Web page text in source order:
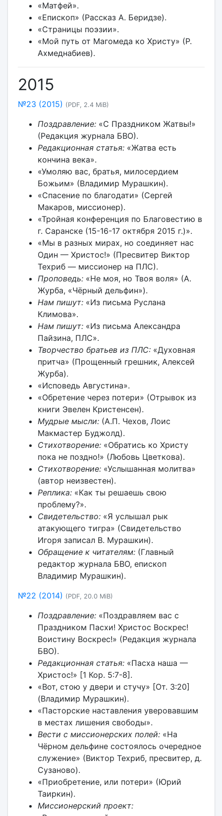
«Матфей».
«Епископ» (Рассказ А. Беридзе).
«Страницы поэзии».
«Мой путь от Магомеда ко Христу» (Р.
Ахмеднабиев).
2015
№23 (2015) (PDF, 2.4 MiB)
Поздравление:«С Праздником Жатвы!»
(Редакция журнала БВО).
Редакционная статья:«Жатва есть
кончина века».
«Умоляю вас, братья, милосердием
Божьим» (Владимир Мурашкин).
«Спасение по благодати» (Сергей
Макаров, миссионер).
«Тройная конференция по Благовестию в
г. Саранске (15-16-17 октября 2015 г.)».
«Мы в разных мирах, но соединяет нас
Один — Христос!» (Пресвитер Виктор
Техриб — миссионер на ПЛС).
Проповедь:«Не моя, но Твоя воля» (А.
Журба, «Чёрный дельфин»).
Нам пишут:«Из письма Руслана
Климова».
Нам пишут:«Из письма Александра
Пайзина, ПЛС».
Творчество братьев из ПЛС:«Духовная
притча» (Прощенный грешник, Алексей
Журба).
«Исповедь Августина».
«Обретение через потери» (Отрывок из
книги Эвелен Кристенсен).
Мудрые мысли:(А.П. Чехов, Лоис
Макмастер Буджолд).
Стихотворение:«Обратись ко Христу
пока не поздно!» (Любовь Цветкова).
Стихотворение:«Услышанная молитва»
(автор неизвестен).
Реплика:«Как ты решаешь свою
проблему?».
Свидетельство:«Я услышал рык
атакующего тигра» (Свидетельство
Игоря записал В. Мурашкин).
Обращение к читателям:(Главный
редактор журнала БВО, епископ
Владимир Мурашкин).
№22 (2014) (PDF, 20.0 MiB)
Поздравление:«Поздравляем вас с
Праздником Пасхи! Христос Воскрес!
Воистину Воскрес!» (Редакция журнала
БВО).
Редакционная статья:«Пасха наша —
Христос!» [1 Кор. 5:7-8].
«Вот, стою у двери и стучу» [От. 3:20]
(Владимир Мурашкин).
«Пасторские наставления уверовавшим
в местах лишения свободы».
Вести с миссионерских полей:«На
Чёрном дельфине состоялось очередное
служение» (Виктор Техриб, пресвитер, д.
Сузаново).
«Приобретение, или потери» (Юрий
Таиркин).
Миссионерский проект: